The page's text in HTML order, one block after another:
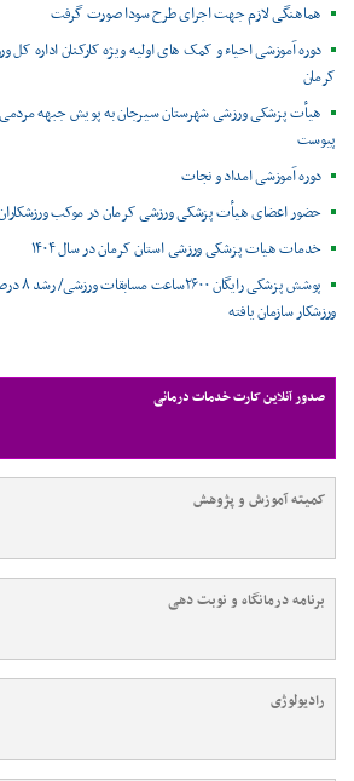
هماهنگی لازم جهت اجرای طرح سودا صورت گرفت
دوره آموزشی احیاء و کمک های اولیه ویژه کارکنان اداره کل
کرمان
هیأت پزشکی ورزشی شهرستان سیرجان به پویش جبهه مردمی
پیوست
دوره آموزشی امداد و نجات
حضور اعضای هیأت پزشکی ورزشی کرمان در موکب
خدمات هیات پزشکی ورزشی استان کرمان در سال ۱۴۰۴
پوشش پزشکی
ورزشکار سازمان یافته
صدور آنلاین کارت خدمات درمانی
کمیته آموزش و پژوهش
برنامه درمانگاه و نوبت دهی
رادیولوژی